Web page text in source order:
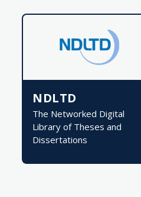
NDLTD
The Networked Digital
Library of Theses and
Dissertations